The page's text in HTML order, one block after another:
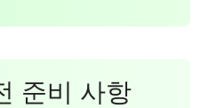
준비 사항